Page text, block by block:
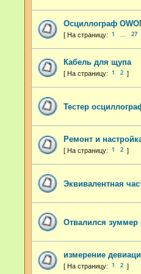
Осциллограф
1 27
Кабель для щупа
1 2
Тестер
Ремонт и
1 2
Эквивалентная
Отвалился зуммер
измерение
1 2